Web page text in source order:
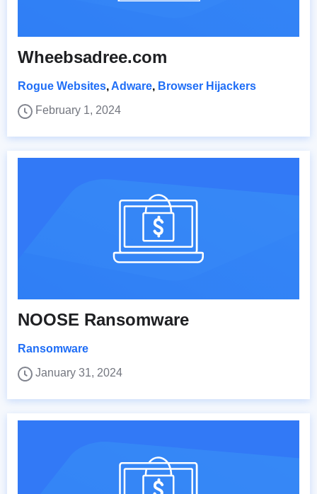
Wheebsadree.com
Rogue Websites, Adware, Browser Hijackers
February 1, 2024
NOOSE Ransomware
Ransomware
January 31, 2024